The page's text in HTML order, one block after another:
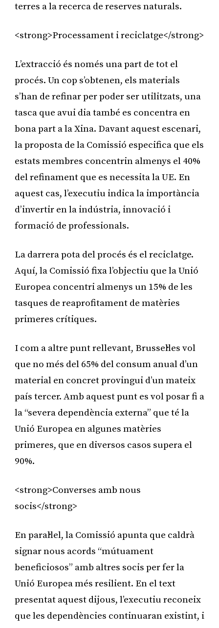
terres a la recerca de reserves naturals.
<strong>Processament i reciclatge</strong>
L’extracció és només una part de tot el
procés. Un cop s’obtenen, els materials
s’han de refinar per poder ser utilitzats, una
tasca que avui dia també es concentra en
bona part a la Xina. Davant aquest escenari,
la proposta de la Comissió especifica que els
estats membres concentrin almenys el 40%
del refinament que es necessita la UE. En
aquest cas, l’executiu indica la importància
d’invertir en la indústria, innovació i
formació de professionals.
La darrera pota del procés és el reciclatge.
Aquí, la Comissió fixa l’objectiu que la Unió
Europea concentri almenys un 15% de les
tasques de reaprofitament de matèries
primeres crítiques.
I com a altre punt rellevant, Brussel·les vol
que no més del 65% del consum anual d’un
material en concret provingui d’un mateix
país tercer. Amb aquest punt es vol posar fi a
la “severa dependència externa” que té la
Unió Europea en algunes matèries
primeres, que en diversos casos supera el
90%.
<strong>Converses amb nous
socis</strong>
En paral·lel, la Comissió apunta que caldrà
signar nous acords “mútuament
beneficiosos” amb altres socis per fer la
Unió Europea més resilient. En el text
presentat aquest dijous, l’executiu reconeix
que les dependències continuaran existint, i